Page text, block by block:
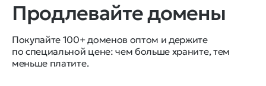
Продлевайте домены
Покупайте 100+ доменов оптом и держите
по специальной цене: чем больше храните, тем
меньше платите.